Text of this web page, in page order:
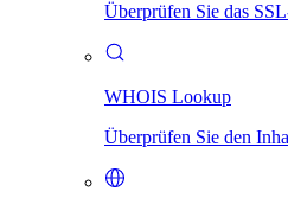
Überprüfen Sie das
WHOIS Lookup
Überprüfen Sie den